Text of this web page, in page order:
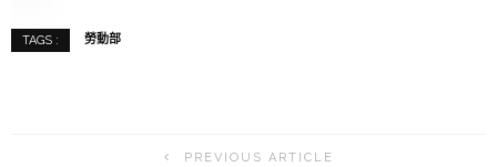
TAGS : 勞動部
PREVIOUS ARTICLE